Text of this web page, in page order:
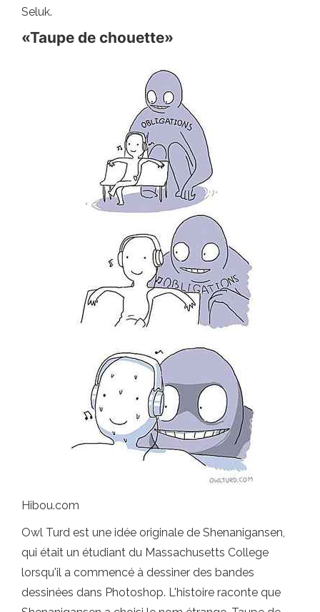
Seluk.
«Taupe de chouette»
Hibou.com
Owl Turd est une idée originale de Shenanigansen,
qui était un étudiant du Massachusetts College
lorsqu'il a commencé à dessiner des bandes
dessinées dans Photoshop. L'histoire raconte que